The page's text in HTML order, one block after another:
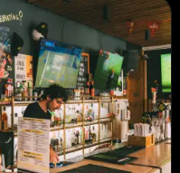
AMARO
Bar para o Mundial:
e energia de fan